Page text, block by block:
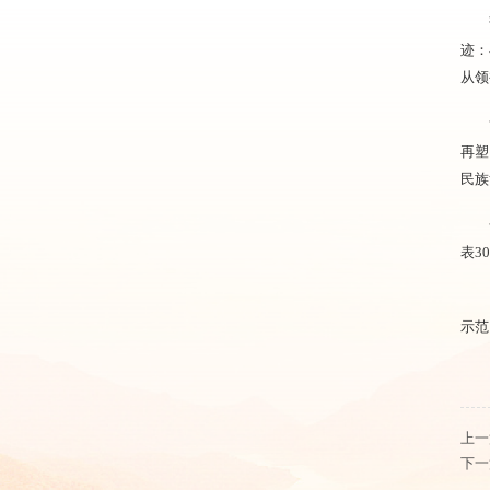
迹
从
再
民
表
示
上
下